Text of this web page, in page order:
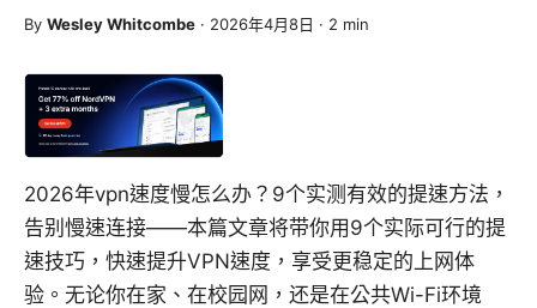
By Wesley Whitcombe · 2026年4月8日 · 2 min
2026年vpn速度慢怎么办？9个实测有效的提速方法，
告别慢速连接——本篇文章将带你用9个实际可行的提
速技巧，快速提升VPN速度，享受更稳定的上网体
验。无论你在家、在校园网，还是在公共Wi-Fi环境